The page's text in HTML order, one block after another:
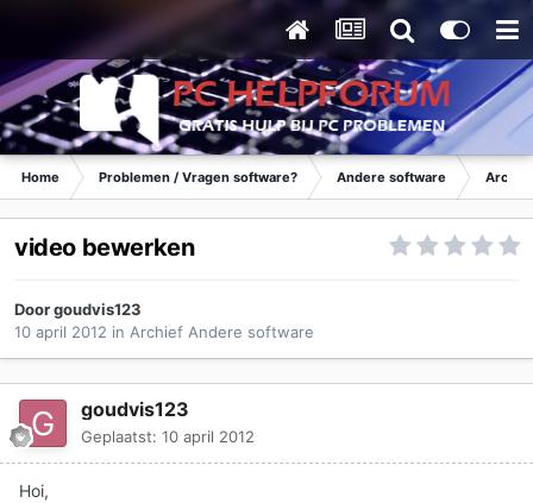
Home Problemen / Vragen software? Andere software
video bewerken
Doorgoudvis123
10 april 2012 in Archief Andere software
goudvis123
Geplaatst: 10 april 2012
Hoi,